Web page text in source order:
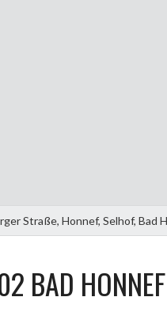
Straße, Honnef, Selhof, Bad
BAD HONNEF